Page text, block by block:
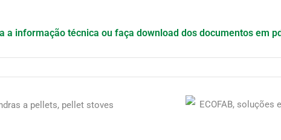
a informação técnica ou faça download dos documentos em